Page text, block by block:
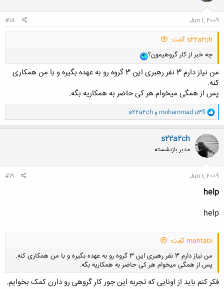
ا
Jun 1, 2009
#18
s22a2ch گفت:
چه خبر از کار گروهیمون؟
من نیاز دارم 3 نفر رهبری این 3 گروه رو به عهده بگیره و با من همکاری
کنه.
پس از همگی میخوام هر کی حاضر به همکاریه بگه.
و
ا
ک
ن
ش
ه
ا
mohammad u3fi وs22a2ch
s22a2ch
مدیر بازنشسته
Jun 1, 2009
#19
help
help
mahtabi گفت:
من نیاز دارم 3 نفر رهبری این 3 گروه رو به عهده بگیره و با من همکاری کنه.
پس از همگی میخوام هر کی حاضر به همکاریه بگه.
فکر کنم باید از اونایی که تجربه این جور کار گروهی رو دارن کمک بخوایم.